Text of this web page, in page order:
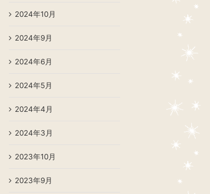
2024年10月
2024年9月
2024年6月
2024年5月
2024年4月
2024年3月
2023年10月
2023年9月